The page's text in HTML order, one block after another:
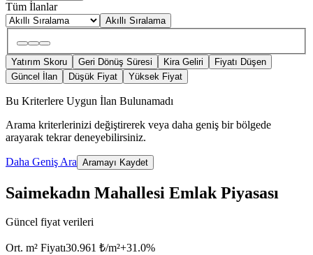
Tüm İlanlar
Akıllı Sıralama
Yatırım Skoru Geri Dönüş Süresi Kira Geliri
Fiyatı Düşen
Güncel İlan
Düşük Fiyat Yüksek Fiyat
Bu Kriterlere Uygun İlan Bulunamadı
Arama kriterlerinizi değiştirerek veya daha geniş bir bölgede
arayarak tekrar deneyebilirsiniz.
Daha Geniş Ara Aramayı Kaydet
Saimekadın Mahallesi Emlak Piyasası
Güncel fiyat verileri
Ort. m² Fiyatı30.961 ₺/m²+31.0%